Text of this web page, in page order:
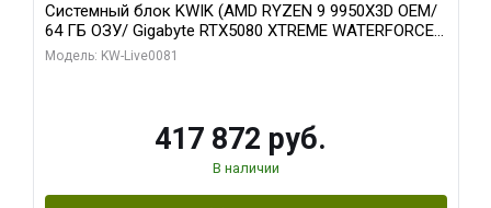
Системный блок KWIK (AMD RYZEN 9 9950X3D OEM/
64 ГБ ОЗУ/ Gigabyte RTX5080 XTREME WATERFORCE
16GB GDDR7 256bit/ 1 ТБ SSD)
Модель: KW-Live0081
417 872 руб.
В наличии